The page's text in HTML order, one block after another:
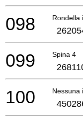
Rondella
098
Spina 4
099
Nessuna
100